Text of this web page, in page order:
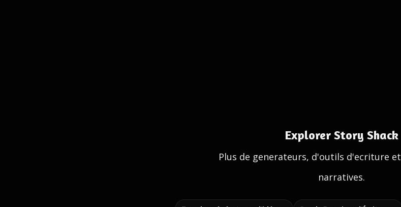
Explorer Story Shack
Plus de generateurs, d'outils d'ecriture
narratives.